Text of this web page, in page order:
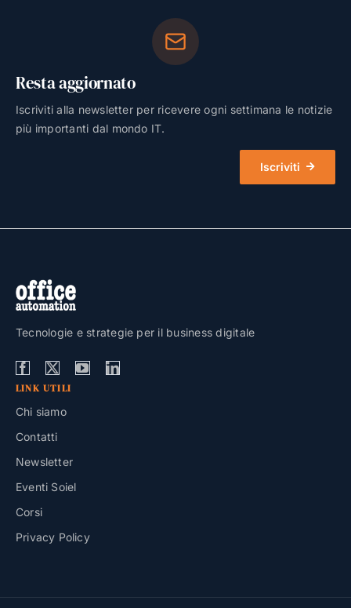
Resta aggiornato
Iscriviti alla newsletter per ricevere ogni settimana le notizie
più importanti dal mondo IT.
Iscriviti
Tecnologie e strategie per il business digitale
LINK UTILI
Chi siamo
Contatti
Newsletter
Eventi Soiel
Corsi
Privacy Policy